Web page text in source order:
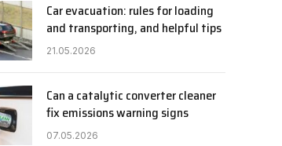
Car evacuation: rules for loading
and transporting, and helpful tips
21.05.2026
Can a catalytic converter cleaner
fix emissions warning signs
07.05.2026